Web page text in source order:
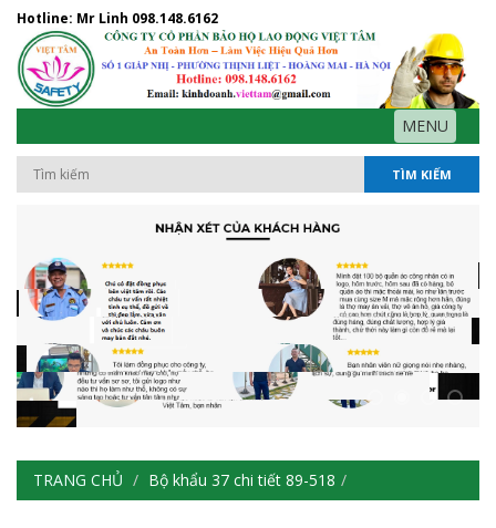
Hotline: Mr Linh 098.148.6162
MENU
TÌM KIẾM
TRANG CHỦ Bộ khẩu 37 chi tiết 89-518